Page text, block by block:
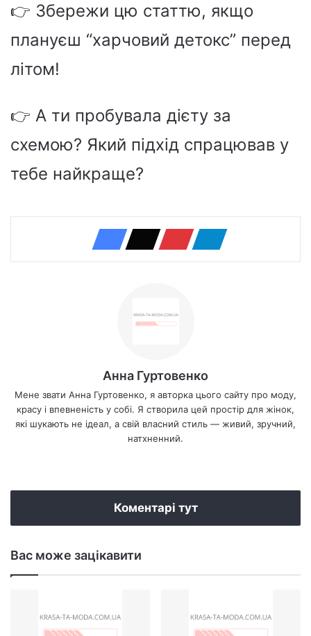
👉 Збережи цю статтю, якщо
плануєш “харчовий детокс” перед
літом!
👉 А ти пробувала дієту за
схемою? Який підхід спрацював у
тебе найкраще?
Анна Гуртовенко
Мене звати Анна Гуртовенко, я авторка цього сайту про моду,
красу і впевненість у собі. Я створила цей простір для жінок,
які шукають не ідеал, а свій власний стиль — живий, зручний,
натхненний.
te
Коментарі тут
Вас може зацікавити